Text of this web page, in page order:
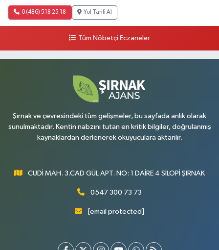
0 (486) 518 25 18 Yol Tarifi Al
Tüm Nöbetçi Eczaneler
Şırnak ve çevresindeki tüm gelişmeler, bu sayfada anlık olarak
sunulmaktadır. Kentin nabzını tutan en kritik bilgiler, doğrulanmış
kaynaklardan derlenerek okuyuculara aktarılır.
CUDİ MAH. 3.CAD GÜL APT. NO: 1 DAİRE 4 SİLOPİ ŞIRNAK
0547 300 73 73
[email protected]